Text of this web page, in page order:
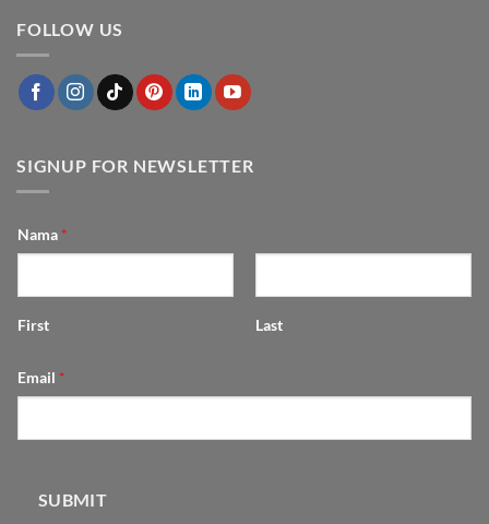
tahun
Mungil
dan
Estetik
Hubungan
Furniture
FOLLOW US
SIGNUP FOR NEWSLETTER
Nama *
First Last
Email *
SUBMIT